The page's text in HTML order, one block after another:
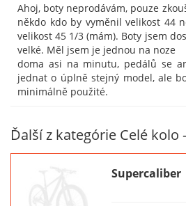
Ahoj, boty neprodávám, pouze
někdo kdo by vyměnil velikost 44
velikost 45 1/3 (mám). Boty jsem
velké. Měl jsem je jednou na noze
doma asi na minutu, pedálů se
jednat o úplně stejný model, ale
minimálně použité.
Ďalší z kategórie Celé kolo
Supercaliber